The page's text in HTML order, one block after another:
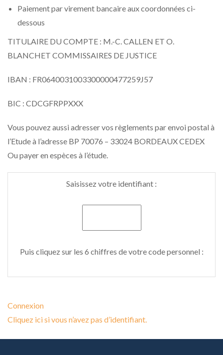
Paiement par virement bancaire aux coordonnées ci-
dessous
TITULAIRE DU COMPTE : M.-C. CALLEN ET O.
BLANCHET COMMISSAIRES DE JUSTICE
IBAN : FR0640031003300000477259J57
BIC : CDCGFRPPXXX
Vous pouvez aussi adresser vos règlements par envoi postal à
l’Etude à l’adresse BP 70076 – 33024 BORDEAUX CEDEX
Ou payer en espèces à l’étude.
Saisissez votre identifiant :
Puis cliquez sur les 6 chiffres de votre code personnel :
Connexion
Cliquez ici si vous n’avez pas d’identifiant.